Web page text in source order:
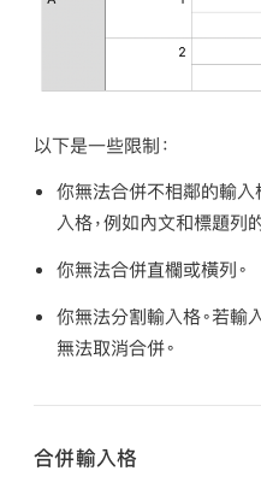
以下是一些限制：
你無法合併不相鄰的輸入
入格，例如內文和標題列
你無法合併直欄或橫列。
你無法分割輸入格。若輸
無法取消合併。
合併輸入格